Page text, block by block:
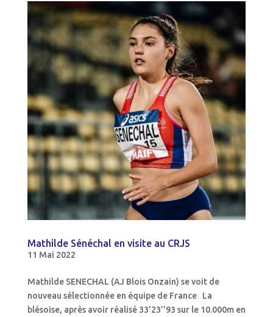
Mathilde Sénéchal en visite au CRJS
11 Mai 2022
Mathilde SENECHAL (AJ Blois Onzain) se voit de
nouveau sélectionnée en équipe de France La
blésoise, après avoir réalisé 33’23’’93 sur le 10.000m en